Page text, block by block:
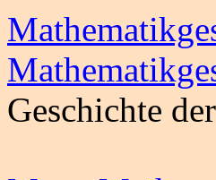
Geschichte